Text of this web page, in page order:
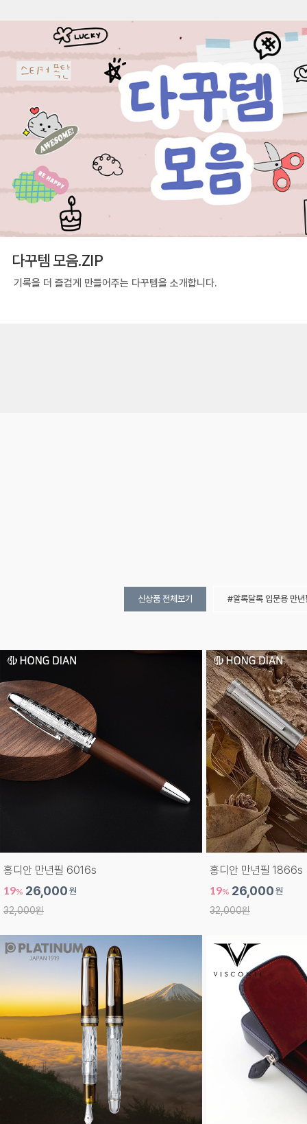
다꾸템 모음.ZIP
기록을 더 즐겁게 만들어주는 다꾸템을 소개합니다.
신상품 전체보기 알록달록 입문용 만
홍디안 만년필 6016s
19% 26,000 원
32,000원
홍디안 만년필 1866s
19% 26,000 원
32,000원